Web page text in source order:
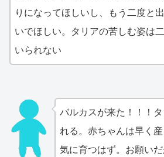
りになってほしいし、もう二度と
いでほしい。タリアの苦しむ姿は
いられない
バルカスが来た！！！
れる。赤ちゃんは早く
気に育つはず。お願い